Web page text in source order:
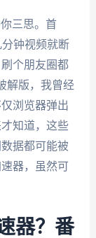
三思。首
钟视频就断
个朋友圈都
解版，我曾经
浏览器弹出
知道，这些
据都可能被
器，虽然可
器？番